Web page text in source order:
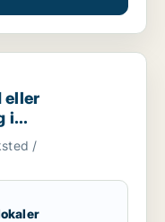
til salg i
eller
i
/